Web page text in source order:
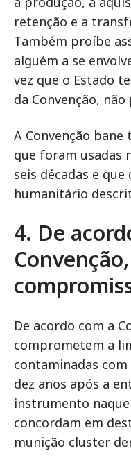
retenção e a
Também proíbe
alguém a se
vez que o Estado
da Convenção,
A Convenção
que foram usadas
seis décadas e
humanitário
4. De
De acordo com a
comprometem a
contaminadas
dez anos após a
instrumento
concordam em
munição cluster